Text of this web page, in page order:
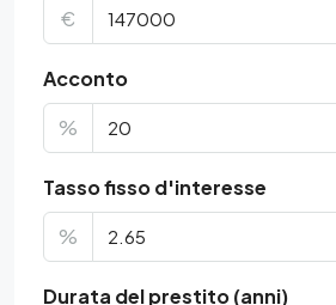
€
Acconto
%
Tasso fisso d'interesse
%
Durata del prestito (anni)